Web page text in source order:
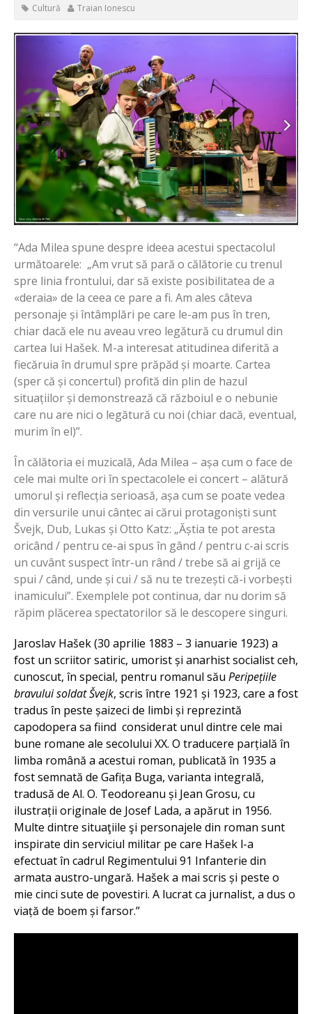
Cultură
Traian Ionescu
“Ada Milea spune despre ideea acestui spectacolul
următoarele: „Am vrut să pară o călătorie cu trenul
spre linia frontului, dar să existe posibilitatea de a
«deraia» de la ceea ce pare a fi. Am ales câteva
personaje și întâmplări pe care le-am pus în tren,
chiar dacă ele nu aveau vreo legătură cu drumul din
cartea lui Hašek. M-a interesat atitudinea diferită a
fiecăruia în drumul spre prăpăd și moarte. Cartea
(sper că și concertul) profită din plin de hazul
situațiilor și demonstrează că războiul e o nebunie
care nu are nici o legătură cu noi (chiar dacă, eventual,
murim în el)”.
În călătoria ei muzicală, Ada Milea – așa cum o face de
cele mai multe ori în spectacolele ei concert – alătură
umorul și reflecția serioasă, așa cum se poate vedea
din versurile unui cântec ai cărui protagoniști sunt
Švejk, Dub, Lukas și Otto Katz: „Ăștia te pot aresta
oricând / pentru ce-ai spus în gând / pentru c-ai scris
un cuvânt suspect într-un rând / trebe să ai grijă ce
spui / când, unde și cui / să nu te trezești că-i vorbești
inamicului”. Exemplele pot continua, dar nu dorim să
răpim plăcerea spectatorilor să le descopere singuri.
Jaroslav Hašek (30 aprilie 1883 – 3 ianuarie 1923) a
fost un scriitor satiric, umorist și anarhist socialist ceh,
cunoscut, în special, pentru romanul său Peripețiile
bravului soldat Švejk, scris între 1921 și 1923, care a fost
tradus în peste șaizeci de limbi și reprezintă
capodopera sa fiind considerat unul dintre cele mai
bune romane ale secolului XX. O traducere parțială în
limba română a acestui roman, publicată în 1935 a
fost semnată de Gafița Buga, varianta integrală,
tradusă de Al. O. Teodoreanu și Jean Grosu, cu
ilustrații originale de Josef Lada, a apărut in 1956.
Multe dintre situaţiile şi personajele din roman sunt
inspirate din serviciul militar pe care Hašek l-a
efectuat în cadrul Regimentului 91 Infanterie din
armata austro-ungară. Hašek a mai scris și peste o
mie cinci sute de povestiri. A lucrat ca jurnalist, a dus o
viață de boem și farsor.”